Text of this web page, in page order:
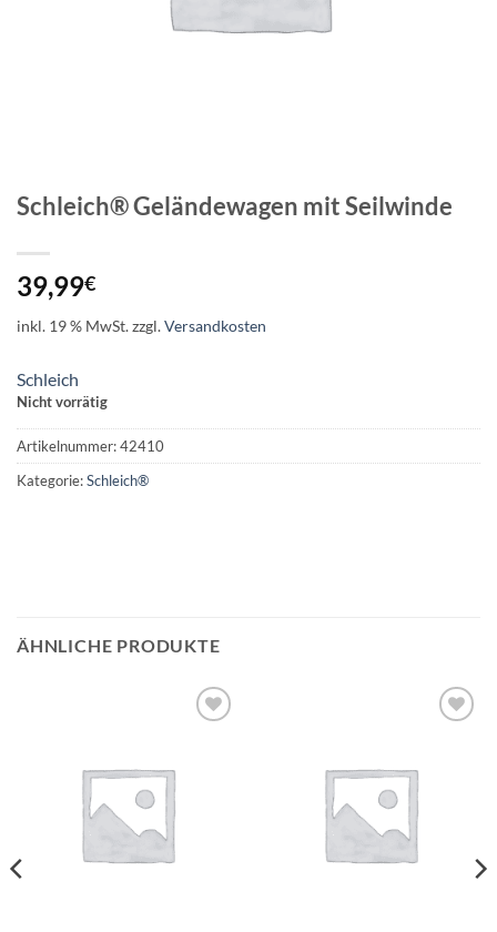
Schleich® Geländewagen mit Seilwinde
39,99€
inkl. 19 % MwSt.zzgl.Versandkosten
Schleich
Nicht vorrätig
Artikelnummer:42410
Kategorie:Schleich®
ÄHNLICHE PRODUKTE